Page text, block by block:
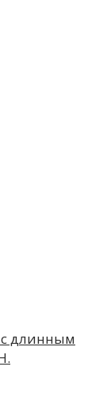
с длинным